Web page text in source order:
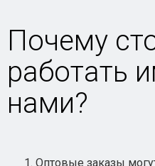
Почему
работать
нами?
Оптовые заказы